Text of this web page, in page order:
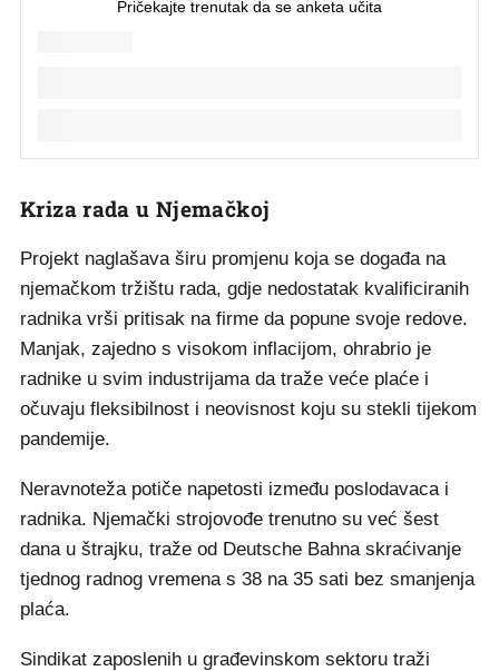
Kriza rada u Njemačkoj
Projekt naglašava širu promjenu koja se događa na
njemačkom tržištu rada, gdje nedostatak kvalificiranih
radnika vrši pritisak na firme da popune svoje redove.
Manjak, zajedno s visokom inflacijom, ohrabrio je
radnike u svim industrijama da traže veće plaće i
očuvaju fleksibilnost i neovisnost koju su stekli tijekom
pandemije.
Neravnoteža potiče napetosti između poslodavaca i
radnika. Njemački strojovođe trenutno su već šest
dana u štrajku, traže od Deutsche Bahna skraćivanje
tjednog radnog vremena s 38 na 35 sati bez smanjenja
plaća.
Sindikat zaposlenih u građevinskom sektoru traži